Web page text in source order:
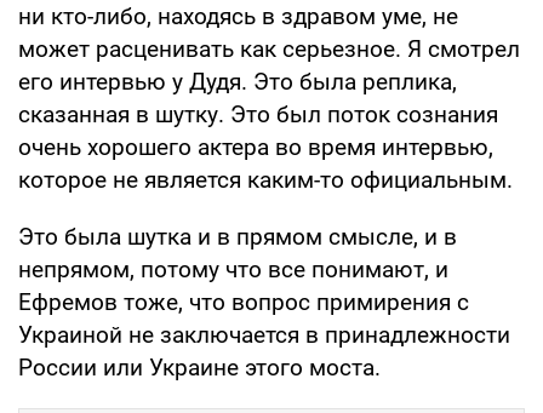
ни кто-либо, находясь в здравом уме, не
может расценивать как серьезное. Я смотрел
его интервью у Дудя. Это была реплика,
сказанная в шутку. Это был поток сознания
очень хорошего актера во время интервью,
которое не является каким-то официальным.
Это была шутка и в прямом смысле, и в
непрямом, потому что все понимают, и
Ефремов тоже, что вопрос примирения с
Украиной не заключается в принадлежности
России или Украине этого моста.